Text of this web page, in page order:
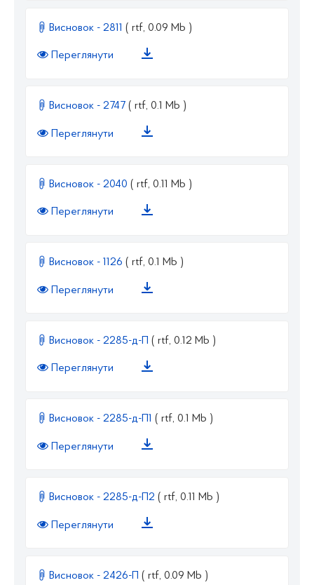
Висновок - 2811 ( rtf, 0.09 Mb )
Переглянути
Висновок - 2747 ( rtf, 0.1 Mb )
Переглянути
Висновок - 2040 ( rtf, 0.11 Mb )
Переглянути
Висновок - 1126 ( rtf, 0.1 Mb )
Переглянути
Висновок - 2285-д-П ( rtf, 0.12 Mb )
Переглянути
Висновок - 2285-д-П1 ( rtf, 0.1 Mb )
Переглянути
Висновок - 2285-д-П2 ( rtf, 0.11 Mb )
Переглянути
Висновок - 2426-П ( rtf, 0.09 Mb )